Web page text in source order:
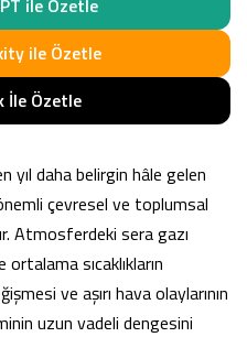
ile Özetle
İle Özetle
yıl daha belirgin hâle gelen
çevresel ve toplumsal
Atmosferdeki sera gazı
sıcaklıkların
ve aşırı hava olaylarının
uzun vadeli dengesini